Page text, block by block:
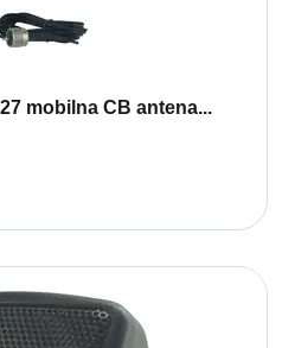
mobilna CB antena...